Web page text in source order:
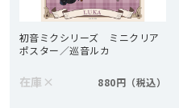
初音ミクシリーズ ミニクリア
ポスター／巡音ルカ
在庫 × 880円